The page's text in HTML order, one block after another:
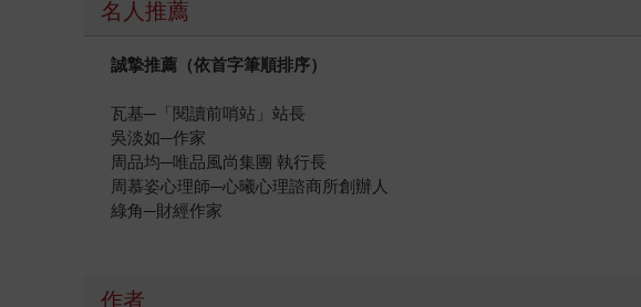
名人推薦
誠摯推薦（依首字筆順排序）
瓦基─「閱讀前哨站」站長
吳淡如─作家
周品均─唯品風尚集團 執行長
周慕姿心理師─心曦心理諮商所創辦人
綠角─財經作家
作者